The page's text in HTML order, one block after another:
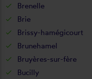
Brenelle
Brie
Brissy-hamégicourt
Brunehamel
Bruyères-sur-fère
Bucilly